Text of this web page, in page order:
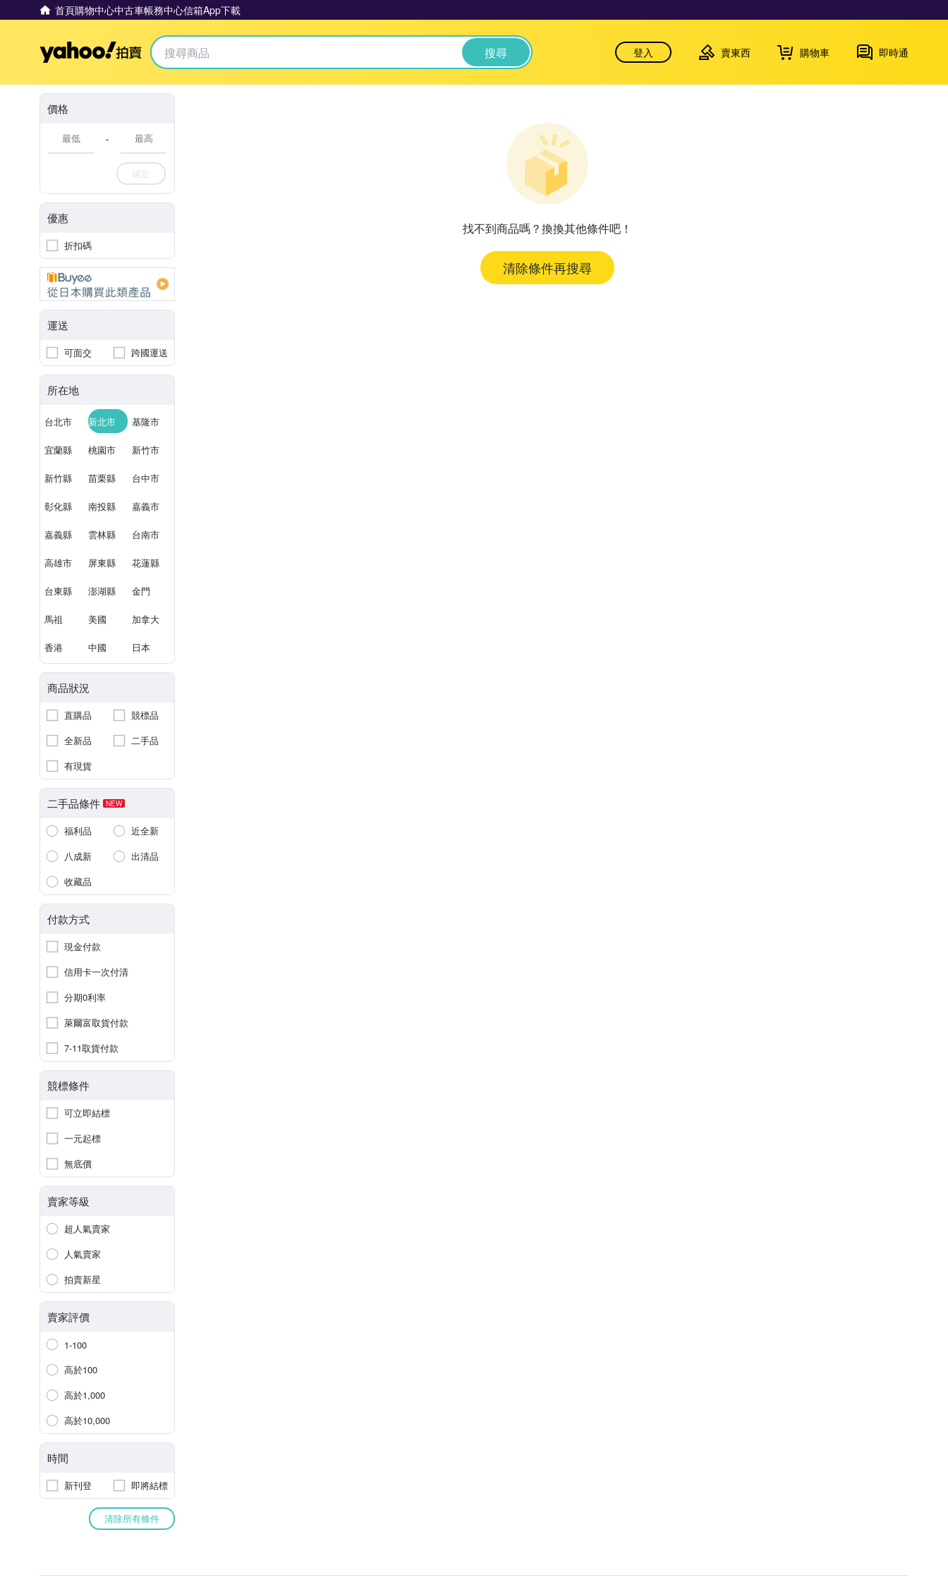
首頁購物中心中古車帳務中心信箱App下載
Yahoo拍賣 搜尋 登入 賣東西 購物車 即時通
價格
-
確定
優惠
折扣碼
運送
可面交 跨國運送
所在地
台北市 新北市 基隆市
宜蘭縣 桃園市 新竹市
新竹縣 苗栗縣 台中市
彰化縣 南投縣 嘉義市
嘉義縣 雲林縣 台南市
高雄市 屏東縣 花蓮縣
台東縣 澎湖縣 金門
馬祖 美國 加拿大
香港 中國 日本
商品狀況
直購品
競標品
全新品
二手品
有現貨
二手品條件 NEW
福利品
近全新
八成新
出清品
收藏品
付款方式
現金付款
信用卡一次付清
分期0利率
萊爾富取貨付款
7-11取貨付款
競標條件
可立即結標
一元起標
無底價
賣家等級
超人氣賣家
人氣賣家
拍賣新星
賣家評價
1-100
高於100
高於1,000
高於10,000
時間
新刊登 即將結標
清除所有條件
找不到商品嗎？換換其他條件吧！
清除條件再搜尋